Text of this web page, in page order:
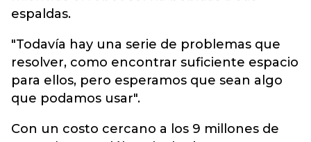
espaldas.
"Todavía hay una serie de problemas que
resolver, como encontrar suficiente espacio
para ellos, pero esperamos que sean algo
que podamos usar".
Con un costo cercano a los 9 millones de